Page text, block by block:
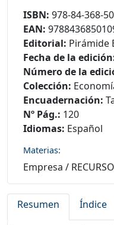
ISBN: 978-84-368-
EAN:
Editorial: Pirámide
Fecha de la
Número de la
Colección:
Encuadernación:
Nº Pág.: 120
Idiomas: Español
Materias:
Empresa /
Resumen Índice